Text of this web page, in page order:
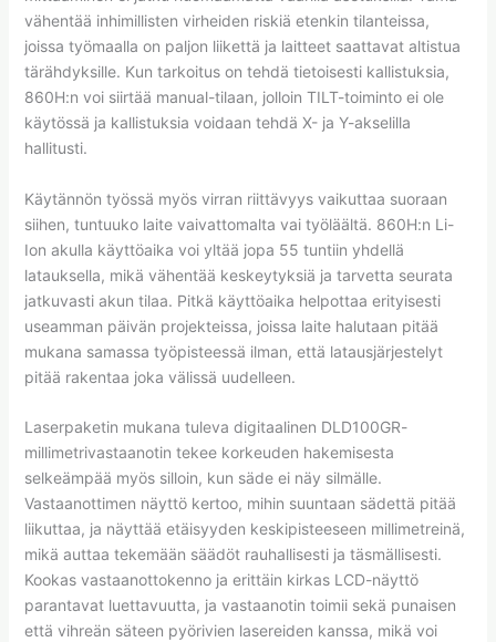
vähentää inhimillisten virheiden riskiä etenkin tilanteissa,
joissa työmaalla on paljon liikettä ja laitteet saattavat altistua
tärähdyksille. Kun tarkoitus on tehdä tietoisesti kallistuksia,
860H:n voi siirtää manual-tilaan, jolloin TILT-toiminto ei ole
käytössä ja kallistuksia voidaan tehdä X- ja Y-akselilla
hallitusti.
Käytännön työssä myös virran riittävyys vaikuttaa suoraan
siihen, tuntuuko laite vaivattomalta vai työläältä. 860H:n Li-
Ion akulla käyttöaika voi yltää jopa 55 tuntiin yhdellä
latauksella, mikä vähentää keskeytyksiä ja tarvetta seurata
jatkuvasti akun tilaa. Pitkä käyttöaika helpottaa erityisesti
useamman päivän projekteissa, joissa laite halutaan pitää
mukana samassa työpisteessä ilman, että latausjärjestelyt
pitää rakentaa joka välissä uudelleen.
Laserpaketin mukana tuleva digitaalinen DLD100GR-
millimetrivastaanotin tekee korkeuden hakemisesta
selkeämpää myös silloin, kun säde ei näy silmälle.
Vastaanottimen näyttö kertoo, mihin suuntaan sädettä pitää
liikuttaa, ja näyttää etäisyyden keskipisteeseen millimetreinä,
mikä auttaa tekemään säädöt rauhallisesti ja täsmällisesti.
Kookas vastaanottokenno ja erittäin kirkas LCD-näyttö
parantavat luettavuutta, ja vastaanotin toimii sekä punaisen
että vihreän säteen pyörivien lasereiden kanssa, mikä voi